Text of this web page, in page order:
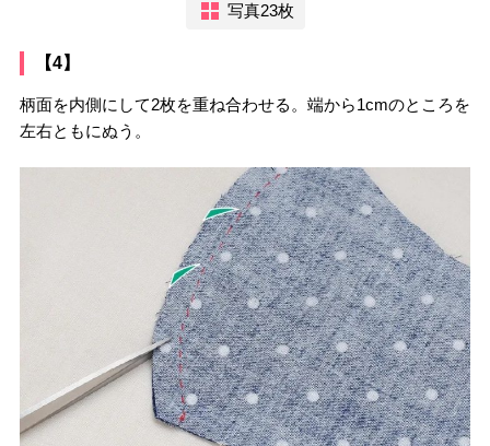
写真23枚
【4】
柄面を内側にして2枚を重ね合わせる。端から1cmのところを
左右ともにぬう。